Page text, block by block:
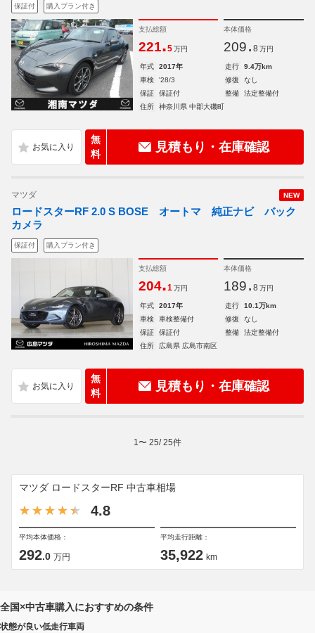
保証付 購入プラン付き
支払総額
221.5 万円
本体価格
209. 8 万円
年式 2017年 走行
9.4万km
車検
'28/3 修復
なし
保証
保証付 整備
法定整備付
住所
神奈川県 中郡大磯町
無
料
見積もり・在庫確認
NEW
マツダ
ロードスターRF 2.0 S BOSE オートマ 純正ナビ バック
カメラ
保証付 購入プラン付き
支払総額
204.1 万円
本体価格
189. 8 万円
年式 2017年 走行
10.1万km
車検
車検整備付 修復
なし
保証
保証付 整備
法定整備付
住所
広島県 広島市南区
無
料
見積もり・在庫確認
1 〜 25/25件
マツダ ロードスターRF 中古車相場
4.8
平均本体価格：
292.0 万円
平均走行距離：
35,922 km
全国×中古車購入におすすめの条件
状態が良い低走行車両